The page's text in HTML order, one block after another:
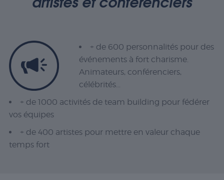
+ de 600 personnalités pour des
événements à fort charisme.
Animateurs, conférenciers,
célébrités…
+ de 1000 activités de team building pour fédérer
vos équipes
+ de 400 artistes pour mettre en valeur chaque
temps fort